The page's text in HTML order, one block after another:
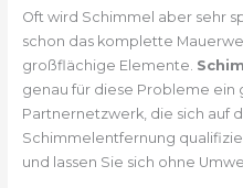
Oft wird Schimmel aber sehr
schon das komplette
großflächige Elemente.
genau für diese Probleme ein
Partnernetzwerk, die sich auf
Schimmelentfernung
und lassen Sie sich ohne